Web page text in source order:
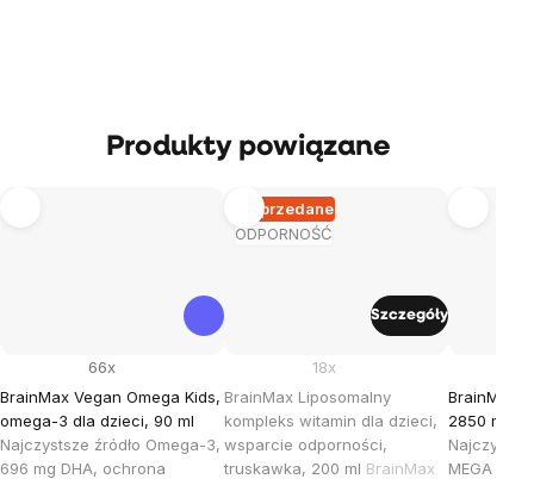
Produkty powiązane
BrainMax Vegan Omega Kids,
omega-3 dla dzieci, 90 ml
Najczystsze źródło Omega-3,
696 mg DHA, ochrona
66x
ODPORNOŚĆ
Wyprzedane
BrainMax Liposomalny
kompleks witamin dla dzieci,
wsparcie odporności,
truskawka, 200 ml BrainMax
18x
Szczegóły
BrainMax
2850 mg
MEGA